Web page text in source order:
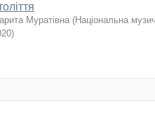
Муратівна (Національна
)